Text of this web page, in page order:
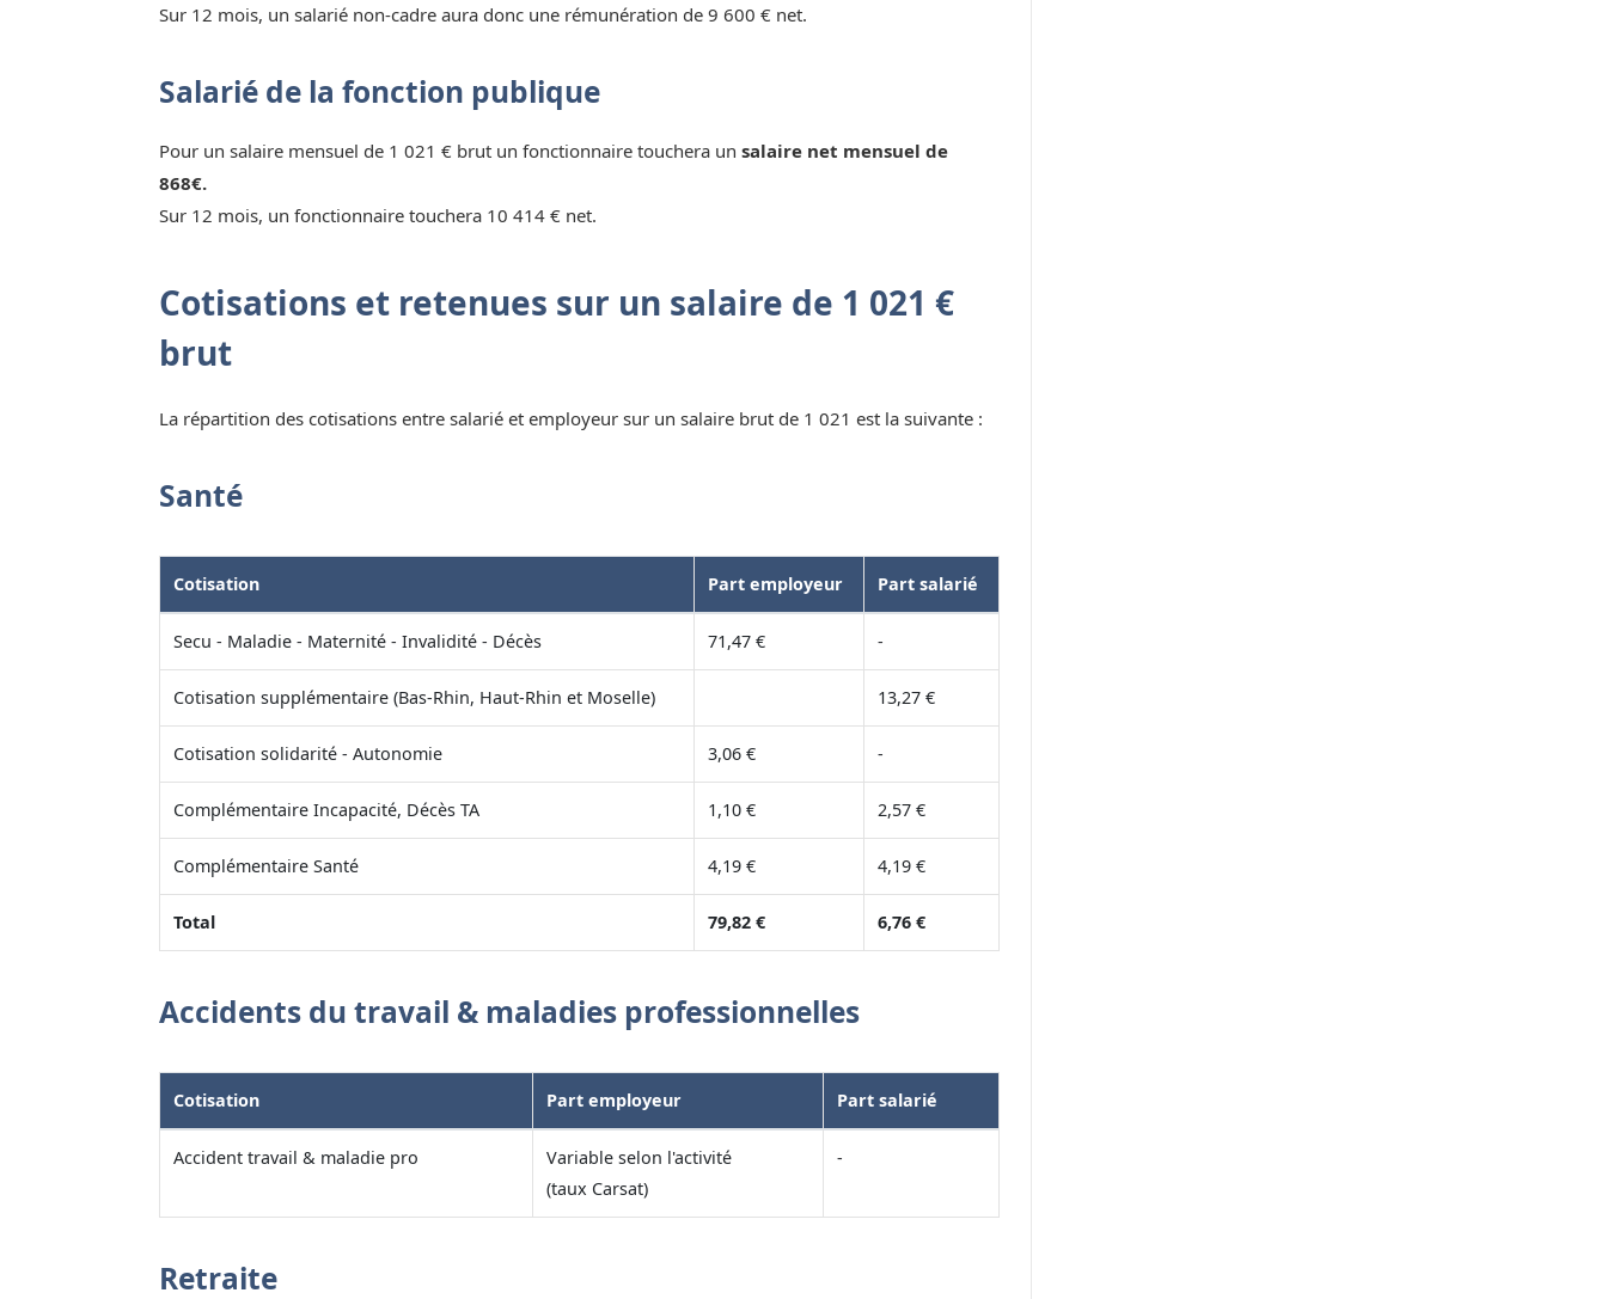
Sur 12 mois, un salarié non-cadre aura donc une rémunération de 9 600 € net.
Salarié de la fonction publique
Pour un salaire mensuel de 1 021 € brut un fonctionnaire touchera un salaire net mensuel de
868€.
Sur 12 mois, un fonctionnaire touchera 10 414 € net.
Cotisations et retenues sur un salaire de 1 021 €
brut
La répartition des cotisations entre salarié et employeur sur un salaire brut de 1 021 est la suivante :
Santé
Cotisation Part employeur Part salarié
Secu - Maladie - Maternité - Invalidité - Décès 71,47 € -
Cotisation supplémentaire (Bas-Rhin, Haut-Rhin et Moselle) 13,27 €
Cotisation solidarité - Autonomie 3,06 € -
Complémentaire Incapacité, Décès TA 1,10 € 2,57 €
Complémentaire Santé 4,19 € 4,19 €
Total 79,82 € 6,76 €
Accidents du travail & maladies professionnelles
Cotisation Part employeur Part salarié
Accident travail & maladie pro
Variable selon l'activité
(taux Carsat)
-
Retraite